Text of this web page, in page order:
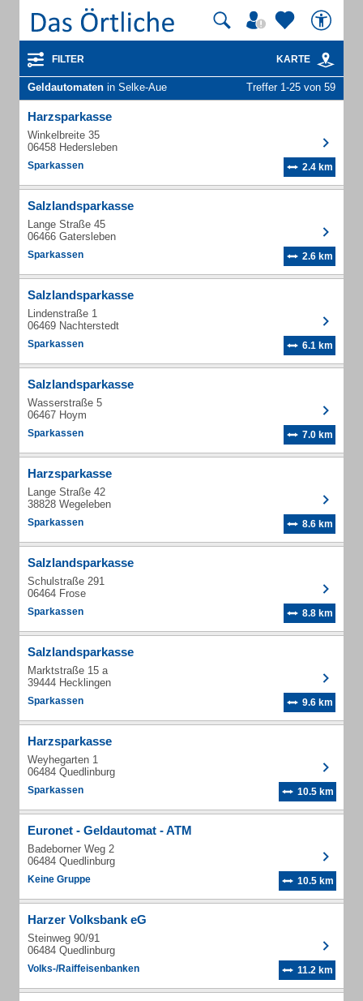
FILTER KARTE
Geldautomaten in Selke-Aue Treffer 1-25 von 59
Harzsparkasse
Winkelbreite 35
06458 Hedersleben
Sparkassen 2.4 km
Salzlandsparkasse
Lange Straße 45
06466 Gatersleben
Sparkassen 2.6 km
Salzlandsparkasse
Lindenstraße 1
06469 Nachterstedt
Sparkassen 6.1 km
Salzlandsparkasse
Wasserstraße 5
06467 Hoym
Sparkassen 7.0 km
Harzsparkasse
Lange Straße 42
38828 Wegeleben
Sparkassen 8.6 km
Salzlandsparkasse
Schulstraße 291
06464 Frose
Sparkassen 8.8 km
Salzlandsparkasse
Marktstraße 15 a
39444 Hecklingen
Sparkassen 9.6 km
Harzsparkasse
Weyhegarten 1
06484 Quedlinburg
Sparkassen 10.5 km
Euronet - Geldautomat - ATM
Badeborner Weg 2
06484 Quedlinburg
Keine Gruppe 10.5 km
Harzer Volksbank eG
Steinweg 90/91
06484 Quedlinburg
Volks-/Raiffeisenbanken 11.2 km